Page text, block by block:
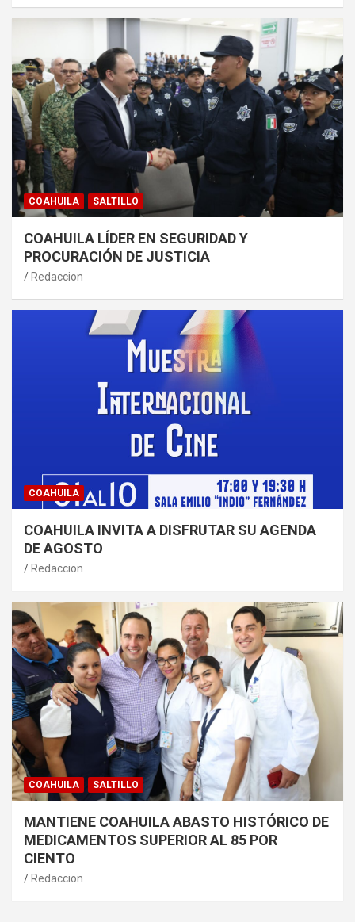
COAHUILA SALTILLO
COAHUILA LÍDER EN SEGURIDAD Y
PROCURACIÓN DE JUSTICIA
Redaccion
COAHUILA
COAHUILA INVITA A DISFRUTAR SU AGENDA
DE AGOSTO
Redaccion
COAHUILA SALTILLO
MANTIENE COAHUILA ABASTO HISTÓRICO DE
MEDICAMENTOS SUPERIOR AL 85 POR
CIENTO
Redaccion